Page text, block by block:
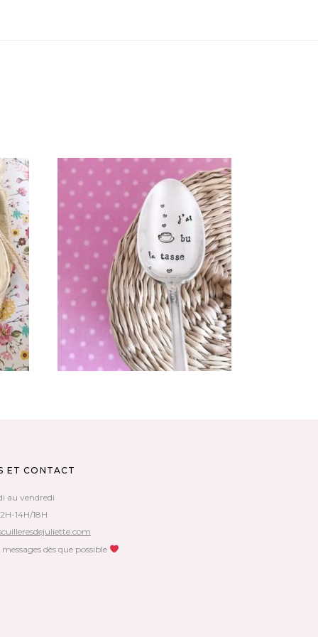
PETITE CUILLÈRE GRAVÉE
VINTAGE : J’AI BU LA TASSE
35,00€
AJOUTER AU PANIER
ET CONTACT
au vendredi
14H/18H
dès que possible